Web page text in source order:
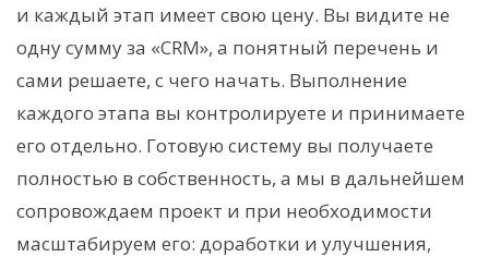
и каждый этап имеет свою цену. Вы видите не
одну сумму за «CRM», а понятный перечень и
сами решаете, с чего начать. Выполнение
каждого этапа вы контролируете и принимаете
его отдельно. Готовую систему вы получаете
полностью в собственность, а мы в дальнейшем
сопровождаем проект и при необходимости
масштабируем его: доработки и улучшения,